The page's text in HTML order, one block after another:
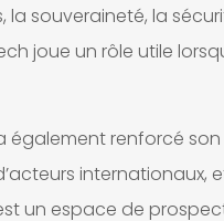
souveraineté, la
joue un rôle utile
également renforcé
internationaux,
un espace de